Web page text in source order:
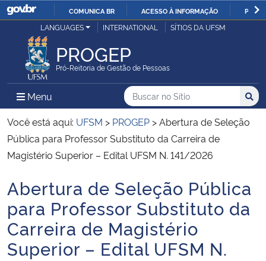
IR
COMUNICA BR ACESSO À INFORMAÇÃO
Ministério da Justiça e Segurança Pública
Ministério da Defesa
Ministério das Relações Exteriores
Ministério da Economia
Ministério da Infraestrutura
Ministério da Agricultura, Pecuária e Abastecimento
Ministério da Educação
LANGUAGES INTERNATIONAL SÍTIOS DA UFSM
PROGEP
Pró-Reitoria de Gestão de Pessoas
Menu Menu Principal do Sítio
Busca
Buscar no no Sítio
Busca:
Você está aqui: UFSM > PROGEP >Abertura de Seleção
Pública para Professor Substituto da Carreira de
Magistério Superior – Edital UFSM N. 141/2026
Início do conteúdo
Abertura de Seleção Pública
para Professor Substituto da
Carreira de Magistério
Superior – Edital UFSM N.